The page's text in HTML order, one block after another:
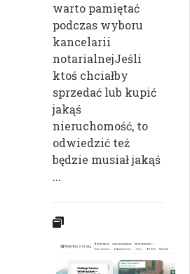
warto pamiętać
podczas wyboru
kancelarii
notarialnejJeśli
ktoś chciałby
sprzedać lub kupić
jakąś
nieruchomość, to
odwiedzić też
będzie musiał jakąś
...